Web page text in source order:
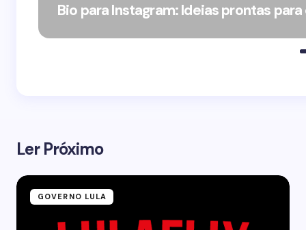
Bio para Instagram: Ideias prontas
Ler Próximo
GOVERNO LULA